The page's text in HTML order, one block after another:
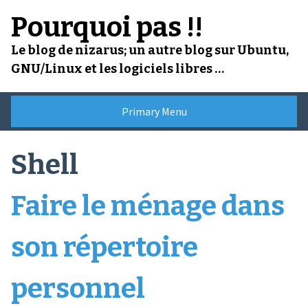
content
Pourquoi pas !!
Le blog de nizarus; un autre blog sur Ubuntu,
GNU/Linux et les logiciels libres …
Primary Menu
Shell
Faire le ménage dans
son répertoire
personnel